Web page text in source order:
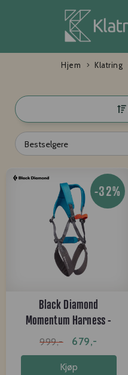
Hjem Klatring
Bestselgere
-32%
Black Diamond
Momentum Harness -
Kids Full Body
999,- 679,-
Kjøp